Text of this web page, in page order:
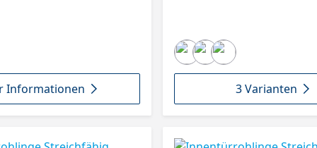
Informationen 3 Varianten